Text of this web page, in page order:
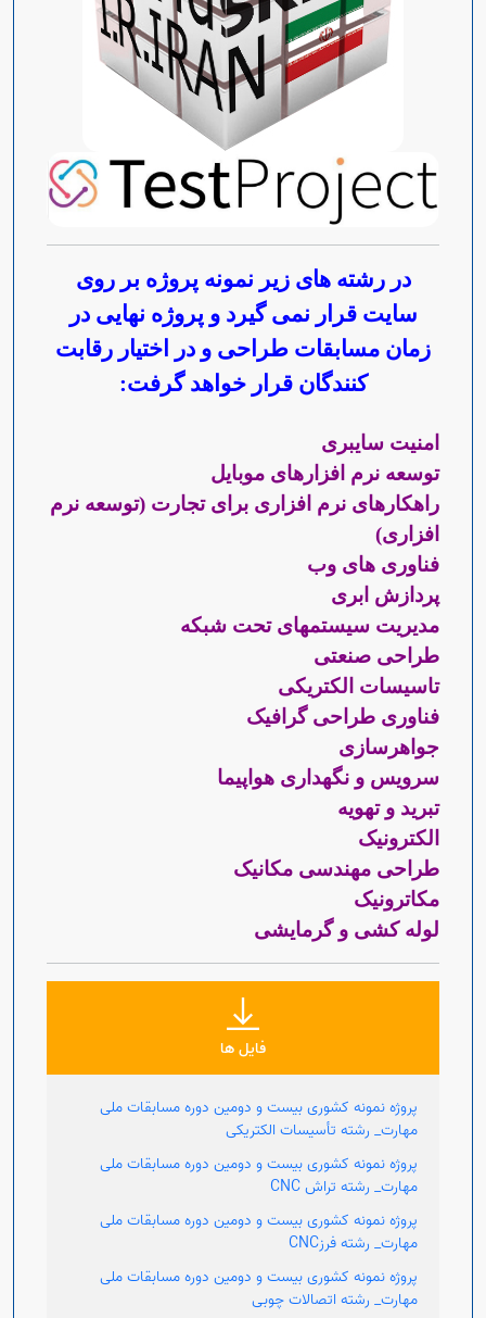
در رشته های زیر نمونه پروژه بر روی
سایت قرار نمی گیرد و پروژه نهایی در
زمان مسابقات طراحی و در اختیار رقابت
کنندگان قرار خواهد گرفت:
امنیت سایبری
توسعه نرم افزارهای موبایل
راهکارهای نرم افزاری برای تجارت (توسعه نرم
افزاری)
فناوری های وب
پردازش ابری
مدیریت سیستمهای تحت شبکه
طراحی صنعتی
تاسیسات الکتریکی
فناوری طراحی گرافیک
جواهرسازی
سرویس و نگهداری هواپیما
تبرید و تهویه
الکترونیک
طراحی مهندسی مکانیک
مکاترونیک
لوله کشی و گرمایشی
فایل ها
پروژه نمونه کشوری بیست و دومین دوره مسابقات ملی
مهارت_ رشته تأسیسات الکتریکی
پروژه نمونه کشوری بیست و دومین دوره مسابقات ملی
مهارت_ رشته تراش CNC
پروژه نمونه کشوری بیست و دومین دوره مسابقات ملی
مهارت_ رشته فرزCNC
پروژه نمونه کشوری بیست و دومین دوره مسابقات ملی
مهارت_ رشته اتصالات چوبی